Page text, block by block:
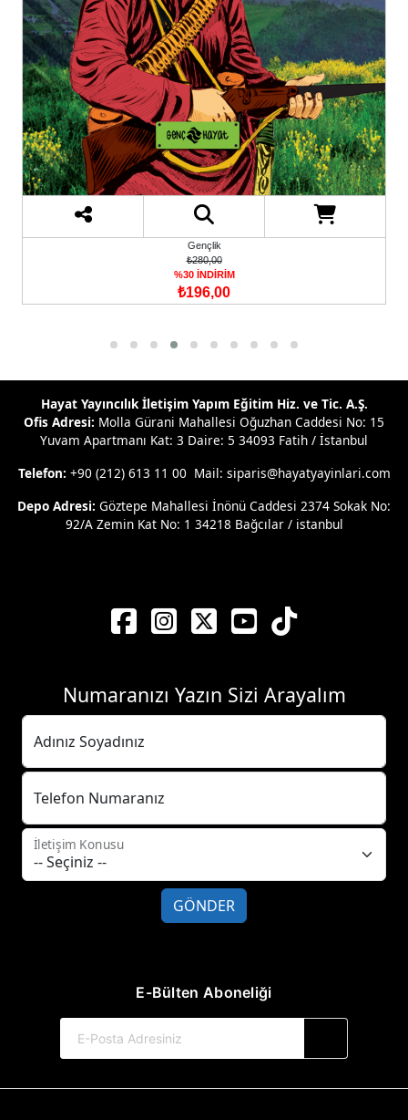
Gençlik
₺280,00
%30 İNDİRİM
₺196,00
Hayat Yayıncılık İletişim Yapım Eğitim Hiz. ve Tic. A.Ş.
Ofis Adresi: Molla Gürani Mahallesi Oğuzhan Caddesi No: 15
Yuvam Apartmanı Kat: 3 Daire: 5 34093 Fatih / İstanbul
Telefon: +90 (212) 613 11 00 Mail: siparis@hayatyayinlari.com
Depo Adresi: Göztepe Mahallesi İnönü Caddesi 2374 Sokak No:
92/A Zemin Kat No: 1 34218 Bağcılar / istanbul
Numaranızı Yazın Sizi Arayalım
Adınız Soyadınız
Telefon Numaranız
İletişim Konusu
GÖNDER
E-Bülten Aboneliği